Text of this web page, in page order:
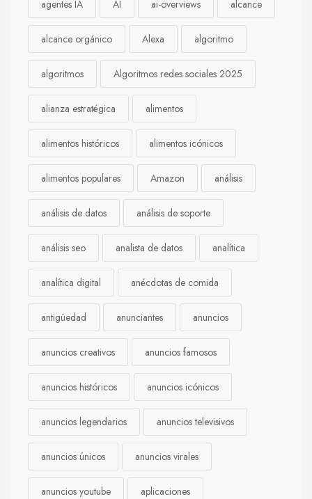
agentes IA AI ai-overviews alcance
alcance orgánico Alexa algoritmo
algoritmos Algoritmos redes sociales 2025
alianza estratégica alimentos
alimentos históricos alimentos icónicos
alimentos populares Amazon análisis
análisis de datos análisis de soporte
análisis seo analista de datos analítica
analítica digital anécdotas de comida
antigüedad anunciantes anuncios
anuncios creativos anuncios famosos
anuncios históricos anuncios icónicos
anuncios legendarios anuncios televisivos
anuncios únicos anuncios virales
anuncios youtube aplicaciones